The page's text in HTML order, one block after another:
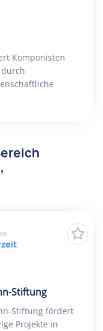
Komponisten
Stiftung
Stiftung fördert
Projekte in